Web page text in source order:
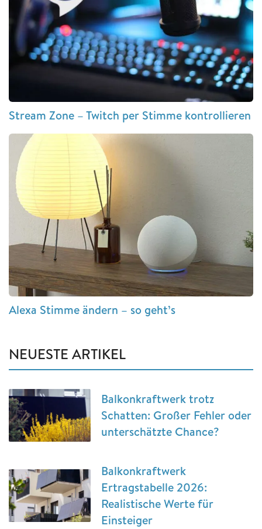
Stream Zone – Twitch per Stimme kontrollieren
Alexa Stimme ändern – so geht’s
NEUESTE ARTIKEL
Balkonkraftwerk trotz
Schatten: Großer Fehler oder
unterschätzte Chance?
Balkonkraftwerk
Ertragstabelle 2026:
Realistische Werte für
Einsteiger